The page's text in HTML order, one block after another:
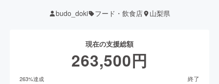
budo_doki フード・飲食店 山梨県
現在の支援総額
263,500円
263%達成 終了